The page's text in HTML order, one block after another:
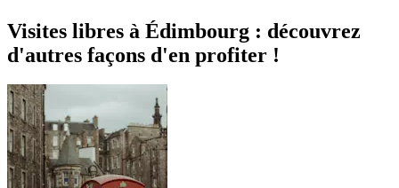
Visites libres à Édimbourg : découvrez
d'autres façons d'en profiter !